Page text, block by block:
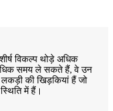
विकल्प थोड़े अधिक
समय ले सकते हैं, वे उन
की खिड़कियां हैं जो
में हैं।